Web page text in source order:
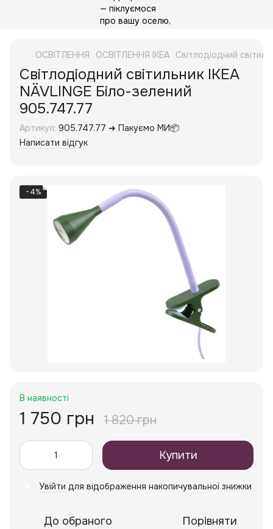
ОСВІТЛЕННЯ ОСВІТЛЕННЯ IKEA Світлодіодний
Світлодіодний світильник IKEA
NÄVLINGE Біло-зелений
905.747.77
Артикул: 905.747.77 ➜ Пакуємо МИ📦
Написати відгук
−4%
В наявності
1 750 грн 1 820 грн
Купити
Увійти для відображення накопичувальної знижки
До обраного Порівняти